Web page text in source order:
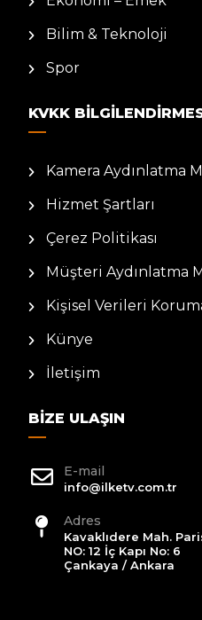
Bilim & Teknoloji
Spor
KVKK
Kamera Aydınlatma
Hizmet Şartları
Çerez Politikası
Müşteri Aydınlatma
Kişisel Verileri
Künye
İletişim
BIZE ULAŞIN
E-mail
info@ilketv.com.tr
Adres
Kavaklıdere Mah.
NO: 12 İç Kapı No: 6
Çankaya / Ankara